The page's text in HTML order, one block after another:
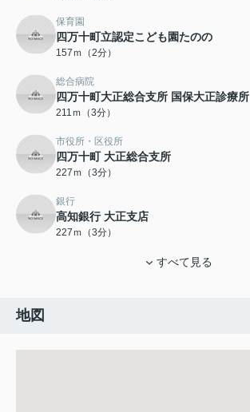
保育園
四万十町立認定こども園たのの
157ｍ（2分）
総合病院
四万十町大正総合支所 国保大正診療所
211ｍ（3分）
市役所・区役所
四万十町 大正総合支所
227ｍ（3分）
銀行
高知銀行 大正支店
227ｍ（3分）
すべて見る
地図